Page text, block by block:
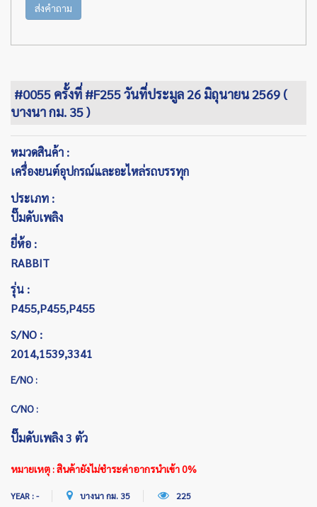
ส่งคำถาม
#0055 ครั้งที่ #F255 วันที่ประมูล 26 มิถุนายน 2569 (
บางนา กม. 35 )
หมวดสินค้า :
เครื่องยนต์อุปกรณ์และอะไหล่รถบรรทุก
ประเภท :
ปั๊มดับเพลิง
ยี่ห้อ :
RABBIT
รุ่น :
P455,P455,P455
S/NO :
2014,1539,3341
E/NO :
C/NO :
ปั๊มดับเพลิง 3 ตัว
หมายเหตุ : สินค้ายังไม่ชำระค่าอากรนำเข้า 0%
YEAR : - บางนา กม. 35 225